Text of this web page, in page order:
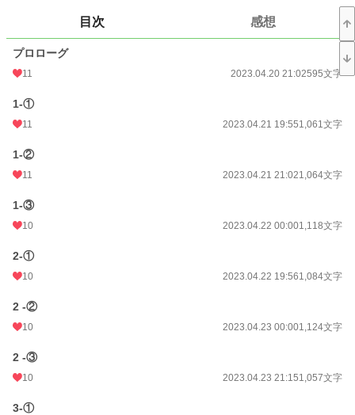
53,336 位 / 53,336 件
お気に入り
文字数
週間ポイント
月間ポイント
年間ポイント
累計ポイント
目次 感想
プロローグ
11 2023.04.20 21:02595文字
1-①
11 2023.04.21 19:551,061文字
1-②
11 2023.04.21 21:021,064文字
1-③
10 2023.04.22 00:001,118文字
2-①
10 2023.04.22 19:561,084文字
2 -②
10 2023.04.23 00:001,124文字
2 -③
10 2023.04.23 21:151,057文字
3-①